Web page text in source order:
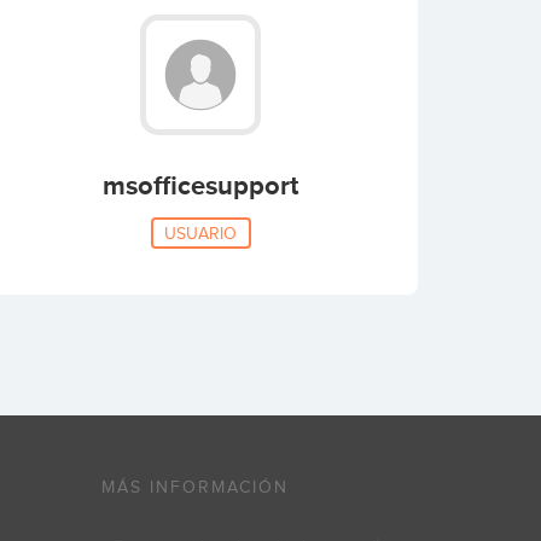
msofficesupport
USUARIO
MÁS INFORMACIÓN